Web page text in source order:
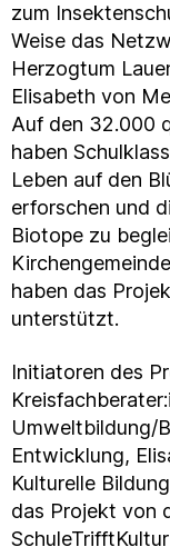
zum
Weise das
Herzogtum
Elisabeth von
Auf den 32.000
haben
Leben auf den
erforschen und
Biotope zu
haben das
unterstützt.
Initiatoren des
Umweltbildung/
Entwicklung,
Kulturelle
das Projekt von